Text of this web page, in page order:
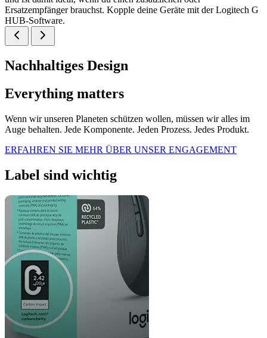
Ersatzempfänger brauchst. Kopple deine Geräte mit der Logitech G
HUB-Software.
Nachhaltiges Design
Everything matters
Wenn wir unseren Planeten schützen wollen, müssen wir alles im
Auge behalten. Jede Komponente. Jeden Prozess. Jedes Produkt.
ERFAHREN SIE MEHR ÜBER UNSER ENGAGEMENT
Label sind wichtig